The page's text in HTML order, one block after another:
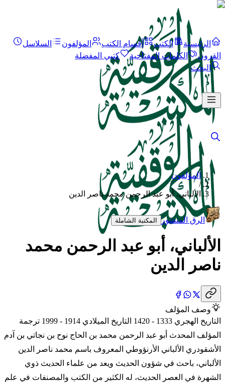
الرئيسية الكتب أقسام الكتب المؤلفون
السلاسل
القرون
الكلمات المفتاحية
كتبي المفضلة
البحث
المؤلفون
/
الألباني، أبو عبد الرحمن محمد ناصر الدين
الرق المنشور المكتبة الشاملة
الألباني، أبو عبد الرحمن محمد
ناصر الدين
وصف المؤلف
التاريخ الهجري 1333 - 1420 التاريخ الميلادي 1914 - 1999 ترجمة
المؤلف المحدث أبو عبد الرحمن محمد بن الحاج نوح بن نجاتي بن آدم
الأشقودري الألباني الأرنؤوطي المعروف باسم محمد ناصر الدين
الألباني، باحث في شؤون الحديث ويعد من علماء الحديث ذوي
الشهرة في العصر الحديث، له الكثير من الكتب والمصنفات في علم